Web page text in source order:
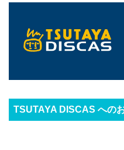
TSUTAYA DISCAS への